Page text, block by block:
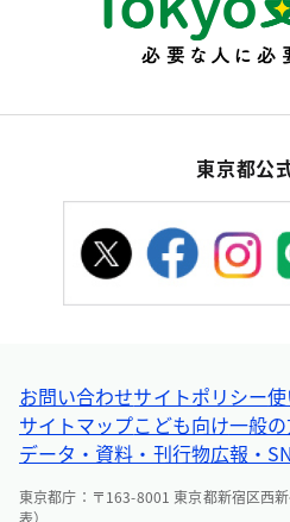
東京都公
お問い合わせサイトポリシー
サイトマップこども向け一般
データ・資料・刊行物広報・
東京都庁：〒163-8001 東京都新宿区西
表）